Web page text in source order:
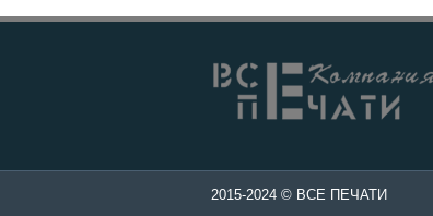
и штампы - Изготовление печатей в Чебоксары.
2015-2024 © ВСЕ ПЕЧАТИ